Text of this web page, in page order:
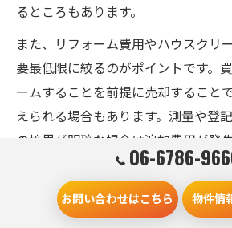
るところもあります。
また、リフォーム費用やハウスクリ
要最低限に絞るのがポイントです。
ームすることを前提に売却すること
えられる場合もあります。測量や登
の境界が明確な場合は追加費用が発
ため、現地の状況をよく確認しましょ
さらに、売却のタイミングを工夫す
ーン残債の負担を抑えることも可能
06-6786-
お問い合わせはこちら 物件情